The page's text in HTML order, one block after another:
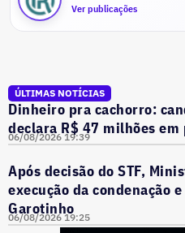
Ver publicações
ÚLTIMAS NOTÍCIAS
Dinheiro pra cachorro:
declara R$ 47 milhões
06/08/2026 19:39
Após decisão do STF,
execução da condenação
Garotinho
06/08/2026 19:25